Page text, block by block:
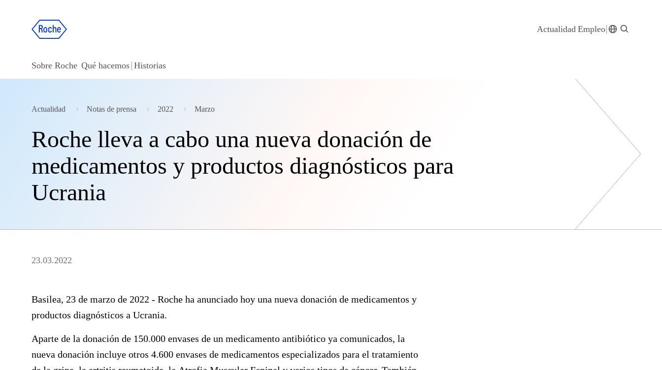
Actualidad Empleo
Sobre Roche Qué hacemos Historias
Actualidad Notas de prensa 2022 Marzo
Roche lleva a cabo una nueva donación de
medicamentos y productos diagnósticos para
Ucrania
23.03.2022
Basilea, 23 de marzo de 2022 - Roche ha anunciado hoy una nueva donación de medicamentos y
productos diagnósticos a Ucrania.
Aparte de la donación de 150.000 envases de un medicamento antibiótico ya comunicados, la
nueva donación incluye otros 4.600 envases de medicamentos especializados para el tratamiento